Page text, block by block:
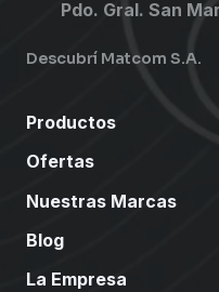
Pdo. Gral. San
Descubrí Matcom S.A.
Productos
Ofertas
Nuestras Marcas
Blog
La Empresa